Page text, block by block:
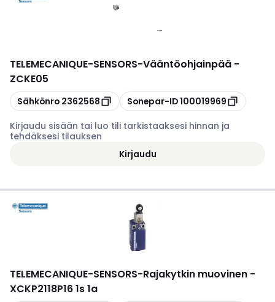
TELEMECANIQUE-SENSORS-Vääntöohjainpää -
ZCKE05
Kopioi
Sähkönro 2362568 Kopioi
Sonepar-ID100019969
Kirjaudu sisään tai luo tili tarkistaaksesi hinnan ja
tehdäksesi tilauksen
Kirjaudu
TELEMECANIQUE-SENSORS-Rajakytkin muovinen -
XCKP2118P16 1s 1a